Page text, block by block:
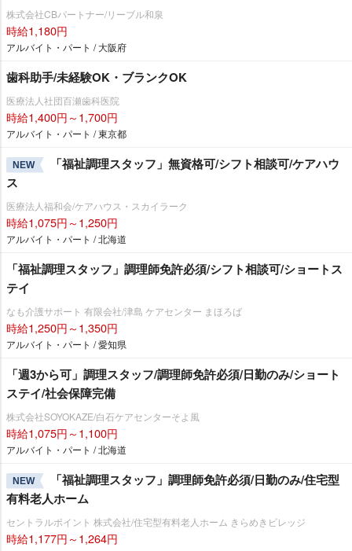
株式会社CBパートナー/リーブル和泉
時給1,180円
アルバイト・パート / 大阪府
歯科助手/未経験OK・ブランクOK
医療法人社団百瀬歯科医院
時給1,400円～1,700円
アルバイト・パート / 東京都
NEW
「福祉調理スタッフ」無資格可/シフト相談可/ケアハウ
ス
医療法人福和会/ケアハウス・スカイラーク
時給1,075円～1,250円
アルバイト・パート / 北海道
「福祉調理スタッフ」調理師免許必須/シフト相談可/ショートス
テイ
なも介護サポート 有限会社/津島 ケアセンター まほろば
時給1,250円～1,350円
アルバイト・パート / 愛知県
「週3から可」調理スタッフ/調理師免許必須/日勤のみ/ショート
ステイ/社会保障完備
株式会社SOYOKAZE/白石ケアセンターそよ風
時給1,075円～1,100円
アルバイト・パート / 北海道
NEW
「福祉調理スタッフ」調理師免許必須/日勤のみ/住宅型
有料老人ホーム
セントラルポイント 株式会社/住宅型有料老人ホーム きらめきビレッジ
時給1,177円～1,264円